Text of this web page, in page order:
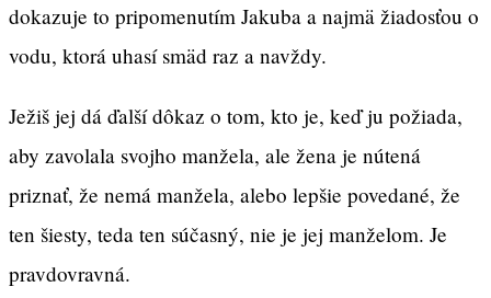
dokazuje to pripomenutím Jakuba a najmä žiadosťou o
vodu, ktorá uhasí smäd raz a navždy.
Ježiš jej dá ďalší dôkaz o tom, kto je, keď ju požiada,
aby zavolala svojho manžela, ale žena je nútená
priznať, že nemá manžela, alebo lepšie povedané, že
ten šiesty, teda ten súčasný, nie je jej manželom. Je
pravdovravná.